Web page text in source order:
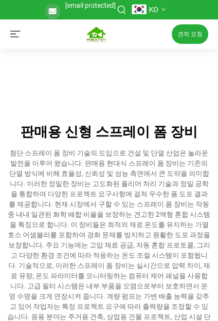
[email protected] KO
견적 요청
판매용 신형 스프레이 폼 장비
첨단 스프레이 폼 장비 기술의 도입으로 건설 및 단열 산업은 놀라운
발전을 이루어 왔습니다. 판매용 현대식 스프레이 폼 장비는 기존의
단열 방식에 비해 효율성, 신뢰성 및 성능 측면에서 큰 도약을 의미합
니다. 이러한 정밀한 장비는 고도화된 폴리머 처리 기술과 정밀 공학
을 통합하여 다양한 프로젝트 요구사항에 걸쳐 우수한 폼 도포 결과
를 제공합니다. 현재 시장에서 구할 수 있는 스프레이 폼 장비는 작동
중 내내 일관된 화학 배합 비율을 보장하는 견고한 2액형 혼합 시스템
을 특징으로 합니다. 이 장비들은 최적의 재료 온도를 유지하는 가열
호스 어셈블리를 포함하여 경화 문제를 방지하고 원활한 도포 과정을
보장합니다. 주요 기능에는 고압 재료 공급, 자동 혼합 프로토콜, 그리
고 다양한 환경 조건에 따라 적응하는 온도 조절 시스템이 포함됩니
다. 기술적으로, 이러한 스프레이 폼 장비는 실시간으로 압력 차이, 재
료 유량, 온도 파라미터를 모니터링하는 컴퓨터 제어 패널을 사용합
니다. 고급 필터 시스템은 내부 부품을 오염으로부터 보호하면서 운
영 수명을 크게 연장시켜 줍니다. 계량 펌프는 가변 배출 능력을 갖추
고 있어 작업자는 특정 프로젝트 요구에 따라 출력량을 조정할 수 있
습니다. 응용 분야는 주거용 건축, 상업용 건물 프로젝트, 산업 시설 단